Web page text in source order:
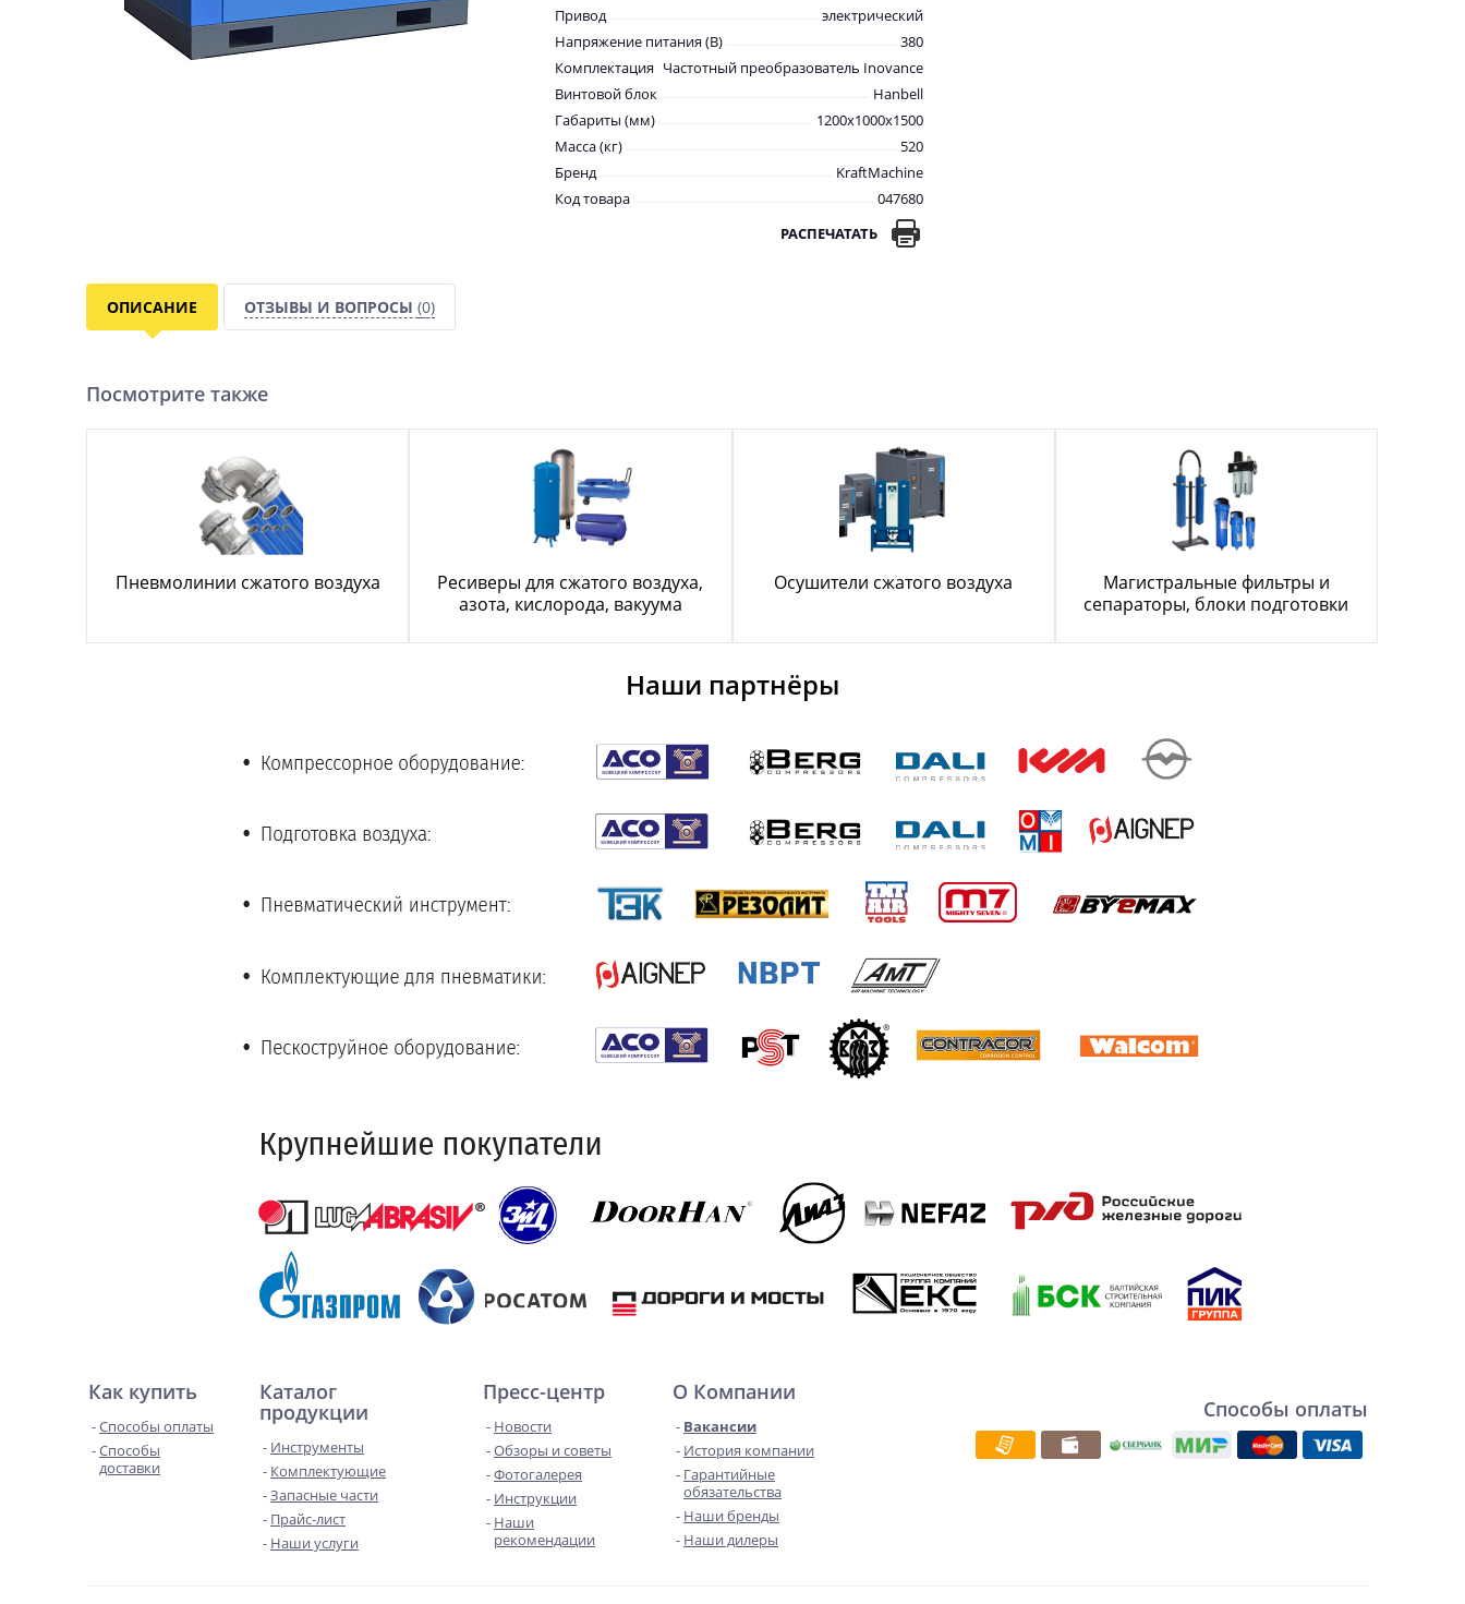
Привод
электрический
Напряжение питания (В)
380
Комплектация Частотный преобразователь Inovanсe
Винтовой блок
Hanbell
Габариты (мм)
1200x1000x1500
Масса (кг)
520
Бренд
KraftMachine
Код товара
047680
РАСПЕЧАТАТЬ
ОПИСАНИЕ ОТЗЫВЫ И ВОПРОСЫ (0)
Посмотрите также
Пневмолинии сжатого воздуха
Ресиверы для сжатого воздуха,
азота, кислорода, вакуума
Осушители сжатого воздуха
Магистральные фильтры и
сепараторы, блоки подготовки
Наши партнёры
Как купить
Способы оплаты
Способы
доставки
Каталог
продукции
Инструменты
Комплектующие
Запасные части
Прайс-лист
Наши услуги
Пресс-центр
Новости
Обзоры и советы
Фотогалерея
Инструкции
Наши
рекомендации
О Компании
Вакансии
История компании
Гарантийные
обязательства
Наши бренды
Наши дилеры
Способы оплаты